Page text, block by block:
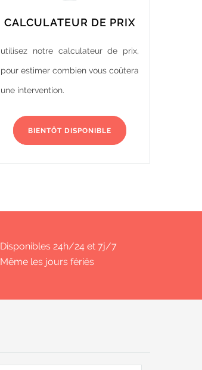
CALCULATEUR DE PRIX
utilisez notre calculateur de prix,
pour estimer combien vous coûtera
une intervention.
BIENTÔT DISPONIBLE
Disponibles 24h/24 et 7j/7
Même les jours fériés